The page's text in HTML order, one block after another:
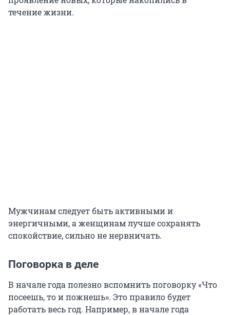
течение жизни.
Мужчинам следует быть активными и
энергичными, а женщинам лучше сохранять
спокойствие, сильно не нервничать.
Поговорка в деле
В начале года полезно вспомнить поговорку «Что
посеешь, то и пожнешь». Это правило будет
работать весь год. Например, в начале года